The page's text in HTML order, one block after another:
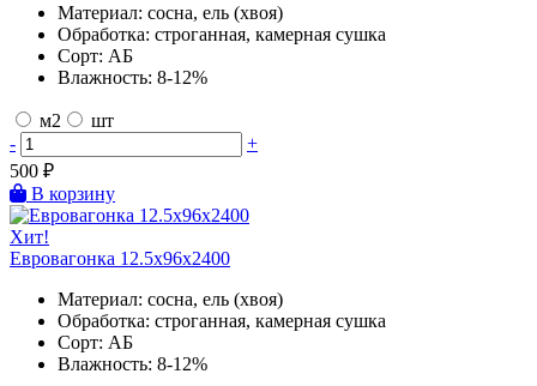
Материал: сосна, ель (хвоя)
Обработка: строганная, камерная сушка
Сорт: АБ
Влажность: 8-12%
м2
шт
-
+
500 ₽
В корзину
Хит!
Евровагонка 12.5х96х2400
Материал: сосна, ель (хвоя)
Обработка: строганная, камерная сушка
Сорт: АБ
Влажность: 8-12%